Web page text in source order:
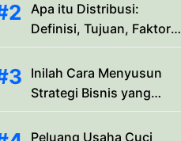
Apa itu Distribusi:
Definisi, Tujuan, Faktor,
dan Jenis-jenisnya
Inilah Cara Menyusun
Strategi Bisnis yang
Efektif dan Efisien
Peluang Usaha Cuci